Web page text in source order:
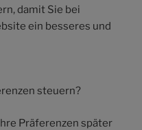
damit Sie bei
ein besseres und
steuern?
Präferenzen später